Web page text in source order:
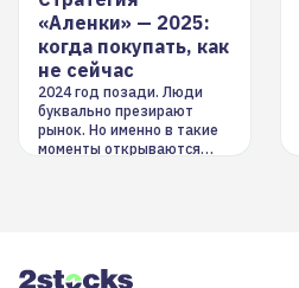
«Аленки» — 2025:
когда покупать, как
не сейчас
2024 год позади. Люди
буквально презирают
рынок. Но именно в такие
моменты открываются